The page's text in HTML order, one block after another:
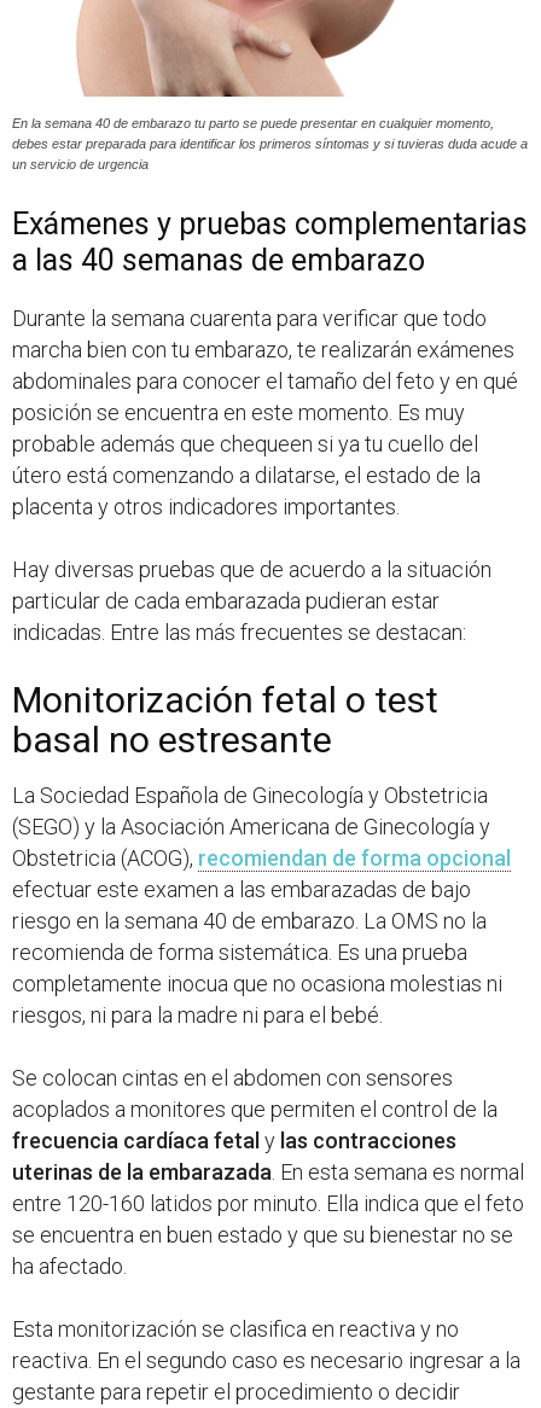
En la semana 40 de embarazo tu parto se puede presentar en cualquier momento,
debes estar preparada para identificar los primeros síntomas y si tuvieras duda acude a
un servicio de urgencia
Exámenes y pruebas complementarias
a las 40 semanas de embarazo
Durante la semana cuarenta para verificar que todo
marcha bien con tu embarazo, te realizarán exámenes
abdominales para conocer el tamaño del feto y en qué
posición se encuentra en este momento. Es muy
probable además que chequeen si ya tu cuello del
útero está comenzando a dilatarse, el estado de la
placenta y otros indicadores importantes.
Hay diversas pruebas que de acuerdo a la situación
particular de cada embarazada pudieran estar
indicadas. Entre las más frecuentes se destacan:
Monitorización fetal o test
basal no estresante
La Sociedad Española de Ginecología y Obstetricia
(SEGO) y la Asociación Americana de Ginecología y
Obstetricia (ACOG), recomiendan de forma opcional
efectuar este examen a las embarazadas de bajo
riesgo en la semana 40 de embarazo. La OMS no la
recomienda de forma sistemática. Es una prueba
completamente inocua que no ocasiona molestias ni
riesgos, ni para la madre ni para el bebé.
Se colocan cintas en el abdomen con sensores
acoplados a monitores que permiten el control de la
frecuencia cardíaca fetaly las contracciones
uterinas de la embarazada . En esta semana es normal
entre 120-160 latidos por minuto. Ella indica que el feto
se encuentra en buen estado y que su bienestar no se
ha afectado.
Esta monitorización se clasifica en reactiva y no
reactiva. En el segundo caso es necesario ingresar a la
gestante para repetir el procedimiento o decidir